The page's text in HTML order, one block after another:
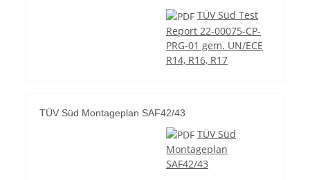
TÜV Süd Test
Report 22-00075-CP-
PRG-01 gem. UN/ECE
R14, R16, R17
TÜV Süd Montageplan SAF42/43
TÜV Süd
Montageplan
SAF42/43